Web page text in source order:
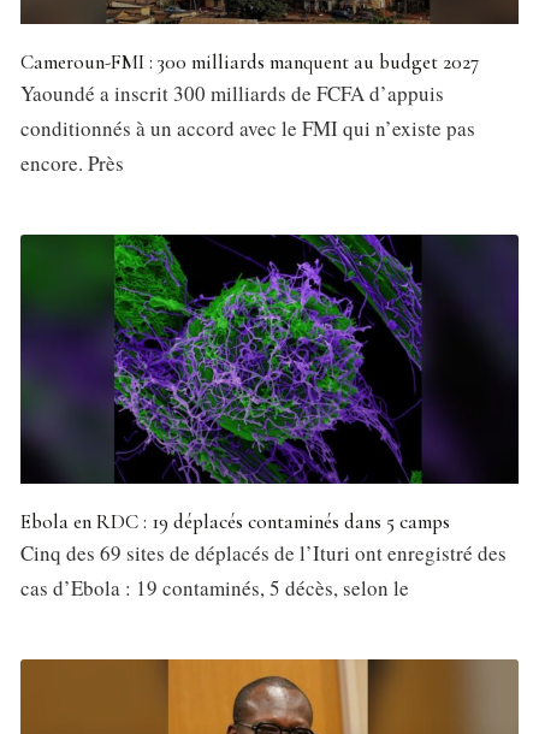
Cameroun-FMI : 300 milliards manquent au budget 2027
Yaoundé a inscrit 300 milliards de FCFA d’appuis
conditionnés à un accord avec le FMI qui n’existe pas
encore. Près
Ebola en RDC : 19 déplacés contaminés dans 5 camps
Cinq des 69 sites de déplacés de l’Ituri ont enregistré des
cas d’Ebola : 19 contaminés, 5 décès, selon le